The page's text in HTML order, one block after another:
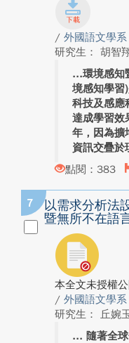
/ 外國語文學系
研究生： 胡智
環境感知
境感知學習
科技及感應
達成學習效
年，因為擴
資訊交疊於
點閱：383
7
以需求分析法
暨無所不在語
本全文未授權公
/ 外國語文學系
研究生： 丘婉
隨著全